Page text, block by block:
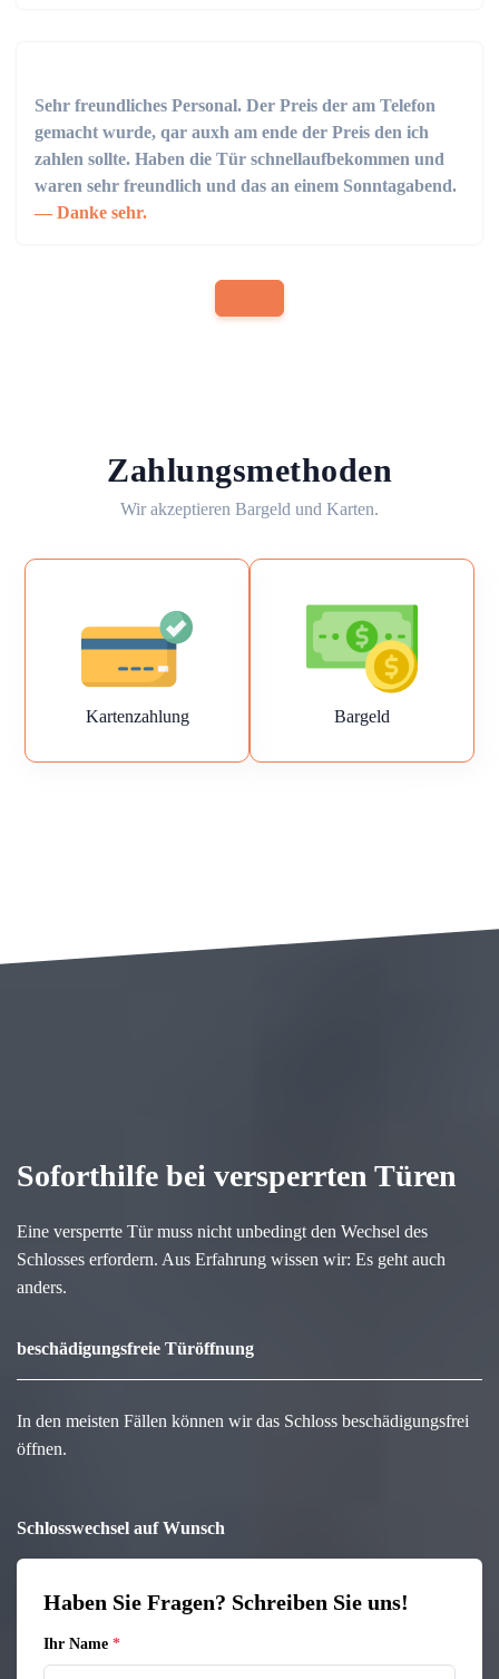
Sehr freundliches Personal. Der Preis der am Telefon
gemacht wurde, qar auxh am ende der Preis den ich
zahlen sollte. Haben die Tür schnellaufbekommen und
waren sehr freundlich und das an einem Sonntagabend.
Danke sehr.
Zahlungsmethoden
Wir akzeptieren Bargeld und Karten.
Kartenzahlung Bargeld
Soforthilfe bei versperrten Türen
Eine versperrte Tür muss nicht unbedingt den Wechsel des
Schlosses erfordern. Aus Erfahrung wissen wir: Es geht auch
anders.
beschädigungsfreie Türöffnung
In den meisten Fällen können wir das Schloss beschädigungsfrei
öffnen.
Schlosswechsel auf Wunsch
Haben Sie Fragen? Schreiben Sie uns!
Ihr Name